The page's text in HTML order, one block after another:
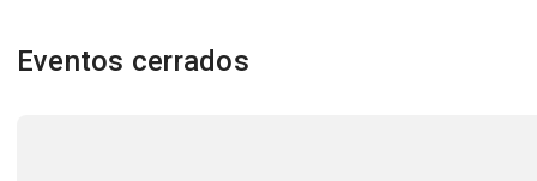
Eventos cerrados